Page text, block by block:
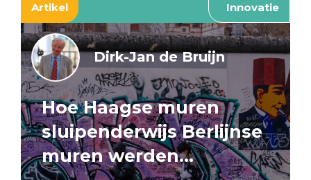
Artikel Innovatie
Dirk-Jan de Bruijn
Hoe Haagse muren
sluipenderwijs Berlijnse
muren werden…